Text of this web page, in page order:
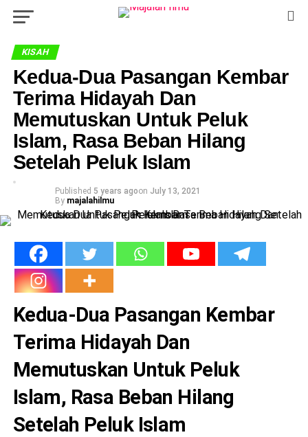
KISAH
Kedua-Dua Pasangan Kembar
Terima Hidayah Dan
Memutuskan Untuk Peluk
Islam, Rasa Beban Hilang
Setelah Peluk Islam
Published 5 years agoon July 13, 2021
By majalahilmu
Kedua-Dua Pasangan Kembar
Terima Hidayah Dan
Memutuskan Untuk Peluk
Islam, Rasa Beban Hilang
Setelah Peluk Islam